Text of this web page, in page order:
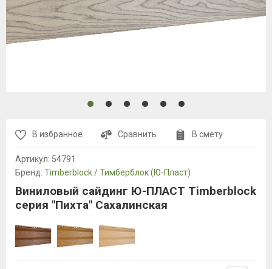
В избранное Сравнить В смету
Артикул: 54791
Бренд: Timberblock / Тимберблок (Ю-Пласт)
Виниловый сайдинг Ю-ПЛАСТ Timberblock
серия "Пихта" Сахалинская